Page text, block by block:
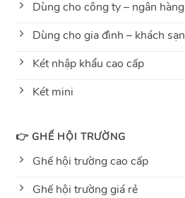
Dùng cho công ty – ngân hàng
Dùng cho gia đình – khách sạn
Két nhập khẩu cao cấp
Két mini
👉 GHẾ HỘI TRƯỜNG
Ghế hội trường cao cấp
Ghế hội trường giá rẻ